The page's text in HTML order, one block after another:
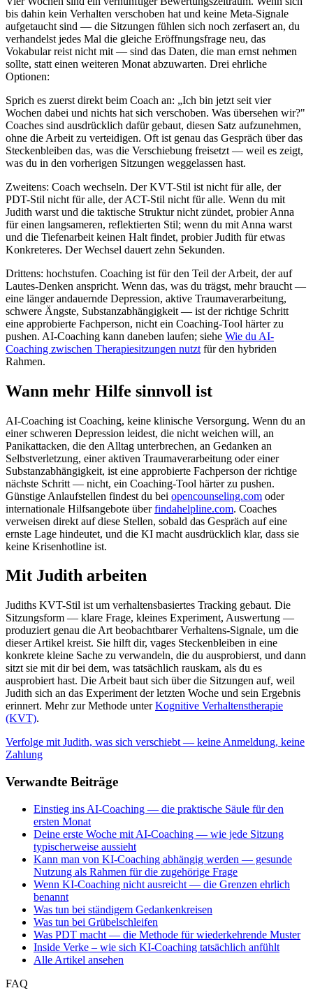
bis dahin kein Verhalten verschoben hat und keine Meta-Signale
aufgetaucht sind — die Sitzungen fühlen sich noch zerfasert an, du
verhandelst jedes Mal die gleiche Eröffnungsfrage neu, das
Vokabular reist nicht mit — sind das Daten, die man ernst nehmen
sollte, statt einen weiteren Monat abzuwarten. Drei ehrliche
Optionen:
Sprich es zuerst direkt beim Coach an: „Ich bin jetzt seit vier
Wochen dabei und nichts hat sich verschoben. Was übersehen wir?"
Coaches sind ausdrücklich dafür gebaut, diesen Satz aufzunehmen,
ohne die Arbeit zu verteidigen. Oft ist genau das Gespräch über das
Steckenbleiben das, was die Verschiebung freisetzt — weil es zeigt,
was du in den vorherigen Sitzungen weggelassen hast.
Zweitens: Coach wechseln. Der KVT-Stil ist nicht für alle, der
PDT-Stil nicht für alle, der ACT-Stil nicht für alle. Wenn du mit
Judith warst und die taktische Struktur nicht zündet, probier Anna
für einen langsameren, reflektierten Stil; wenn du mit Anna warst
und die Tiefenarbeit keinen Halt findet, probier Judith für etwas
Konkreteres. Der Wechsel dauert zehn Sekunden.
Drittens: hochstufen. Coaching ist für den Teil der Arbeit, der auf
Lautes-Denken anspricht. Wenn das, was du trägst, mehr braucht —
eine länger andauernde Depression, aktive Traumaverarbeitung,
schwere Ängste, Substanzabhängigkeit — ist der richtige Schritt
eine approbierte Fachperson, nicht ein Coaching-Tool härter zu
pushen. AI-Coaching kann daneben laufen; siehe Wie du AI-
Coaching zwischen Therapiesitzungen nutzt für den hybriden
Rahmen.
Wann mehr Hilfe sinnvoll ist
AI-Coaching ist Coaching, keine klinische Versorgung. Wenn du an
einer schweren Depression leidest, die nicht weichen will, an
Panikattacken, die den Alltag unterbrechen, an Gedanken an
Selbstverletzung, einer aktiven Traumaverarbeitung oder einer
Substanzabhängigkeit, ist eine approbierte Fachperson der richtige
nächste Schritt — nicht, ein Coaching-Tool härter zu pushen.
Günstige Anlaufstellen findest du bei opencounseling.com oder
internationale Hilfsangebote über findahelpline.com. Coaches
verweisen direkt auf diese Stellen, sobald das Gespräch auf eine
ernste Lage hindeutet, und die KI macht ausdrücklich klar, dass sie
keine Krisenhotline ist.
Mit Judith arbeiten
Judiths KVT-Stil ist um verhaltensbasiertes Tracking gebaut. Die
Sitzungsform — klare Frage, kleines Experiment, Auswertung —
produziert genau die Art beobachtbarer Verhaltens-Signale, um die
dieser Artikel kreist. Sie hilft dir, vages Steckenbleiben in eine
konkrete kleine Sache zu verwandeln, die du ausprobierst, und dann
sitzt sie mit dir bei dem, was tatsächlich rauskam, als du es
ausprobiert hast. Die Arbeit baut sich über die Sitzungen auf, weil
Judith sich an das Experiment der letzten Woche und sein Ergebnis
erinnert. Mehr zur Methode unterKognitive Verhaltenstherapie
(KVT).
Verfolge mit Judith, was sich verschiebt — keine Anmeldung, keine
Zahlung
Verwandte Beiträge
Einstieg ins AI-Coaching — die praktische Säule für den
ersten Monat
Deine erste Woche mit AI-Coaching — wie jede Sitzung
typischerweise aussieht
Kann man von KI-Coaching abhängig werden — gesunde
Nutzung als Rahmen für die zugehörige Frage
Wenn KI-Coaching nicht ausreicht — die Grenzen ehrlich
benannt
Was tun bei ständigem Gedankenkreisen
Was tun bei Grübelschleifen
Was PDT macht — die Methode für wiederkehrende Muster
Inside Verke – wie sich KI-Coaching tatsächlich anfühlt
Alle Artikel ansehen
FAQ